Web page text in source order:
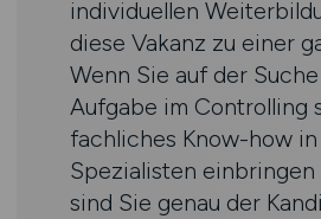
individuellen
diese Vakanz zu einer
Wenn Sie auf der
Aufgabe im Controlling
fachliches Know-how in
Spezialisten
sind Sie genau der